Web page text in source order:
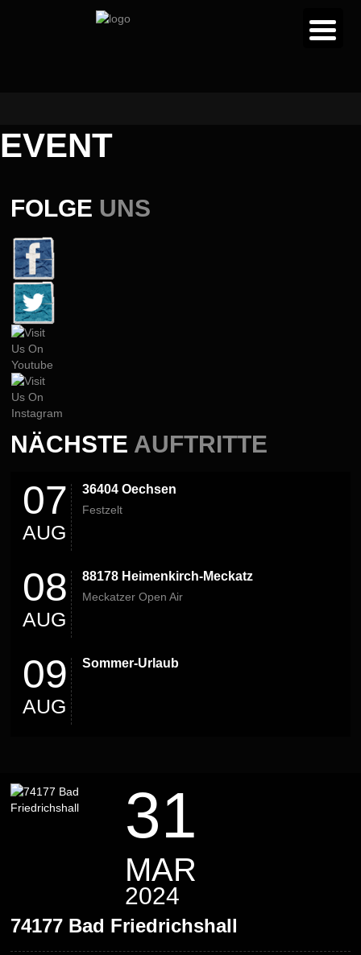
EVENT
FOLGE UNS
NÄCHSTE AUFTRITTE
07
AUG
36404 Oechsen
Festzelt
08
AUG
88178 Heimenkirch-Meckatz
Meckatzer Open Air
09
AUG
Sommer-Urlaub
31
MAR
2024
74177 Bad Friedrichshall